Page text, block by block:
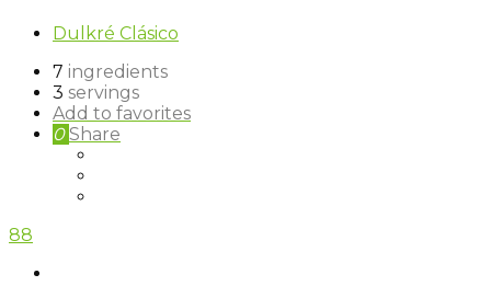
Dulkré Clásico
7 ingredients
3 servings
Add to favorites
0 Share
88